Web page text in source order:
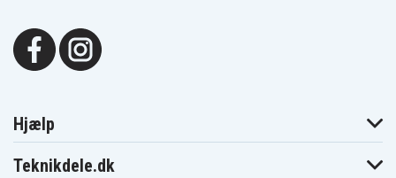
Kontakt til strømkilde
Hjælp
Teknikdele.dk